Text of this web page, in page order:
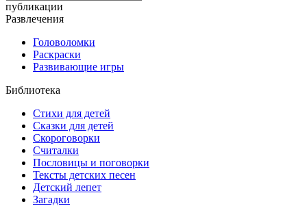
публикации
Развлечения
Головоломки
Раскраски
Развивающие игры
Библиотека
Стихи для детей
Сказки для детей
Скороговорки
Считалки
Пословицы и поговорки
Тексты детских песен
Детский лепет
Загадки